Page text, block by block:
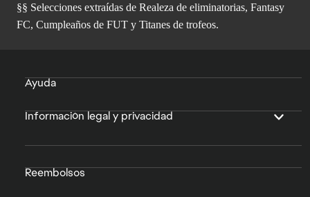
§§ Selecciones extraídas de Realeza de eliminatorias, Fantasy
FC, Cumpleaños de FUT y Titanes de trofeos.
Ayuda
Información legal y privacidad
Reembolsos